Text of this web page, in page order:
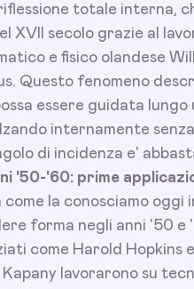
totale interna,
XVII secolo grazie al
e fisico olandese
Questo fenomeno
essere guidata lungo
internamente
di incidenza e'
'50-'60: prime
la conosciamo oggi
forma negli anni '50 e
come Harold Hopkins
Kapany lavorarono su